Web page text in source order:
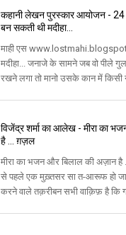
कहानी लेखन पुरस्कार आयोजन - 24 -
बन सकती थी मदीहा...
माही एस
मदीहा... जनाजे के सामने जब वो पीले
रखने लगा तो मानो उसके कान में
विजेंद्र शर्मा का आलेख - मीरा का
है ... ग़ज़ल
मीरा का भजन और बिलाल की अज़ान
से पहले एक मुख़्तसर सा त-आरूफ हो
करने वाले तक़रीबन सभी वाक़िफ़ है कि